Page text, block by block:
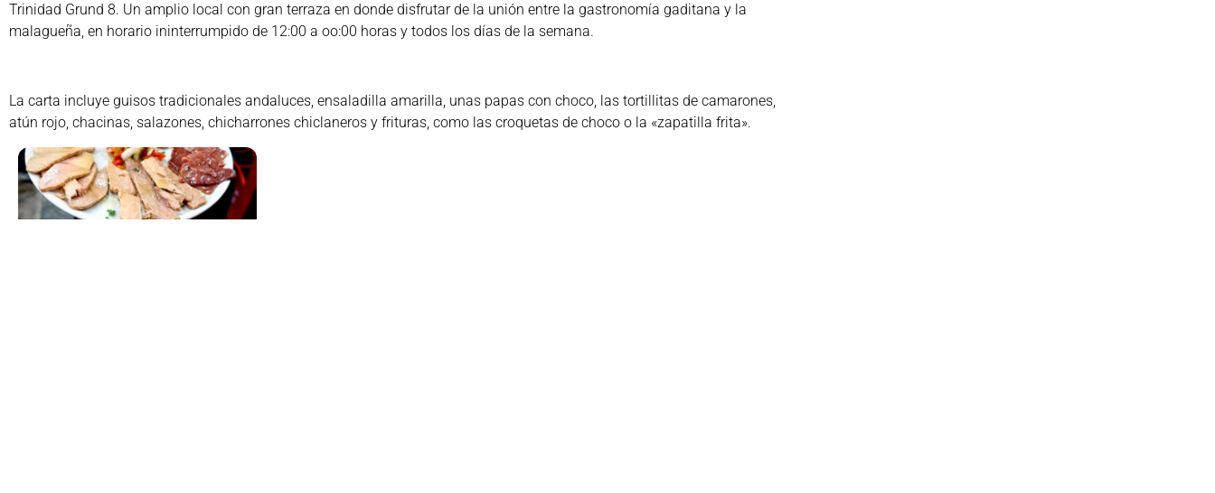
Trinidad Grund 8. Un amplio local con gran terraza en donde disfrutar de la unión entre la gastronomía gaditana y la
malagueña, en horario ininterrumpido de 12:00 a oo:00 horas y todos los días de la semana.
La carta incluye guisos tradicionales andaluces, ensaladilla amarilla, unas papas con choco, las tortillitas de camarones,
atún rojo, chacinas, salazones, chicharrones chiclaneros y frituras, como las croquetas de choco o la «zapatilla frita».